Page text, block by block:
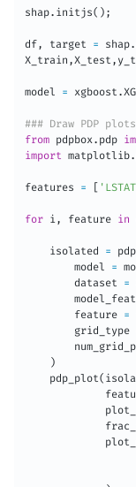
shap. initjs( ) ;
df, target = shap.
X_train ,X_test ,
model = xgboost .
### Draw PDP
from pdpbox. pdp
import matplotlib.
features =
for i, feature in
    isolated
=
        model
=
        dataset
=
        feature
=
        grid_type
)
    pdp_plot
(